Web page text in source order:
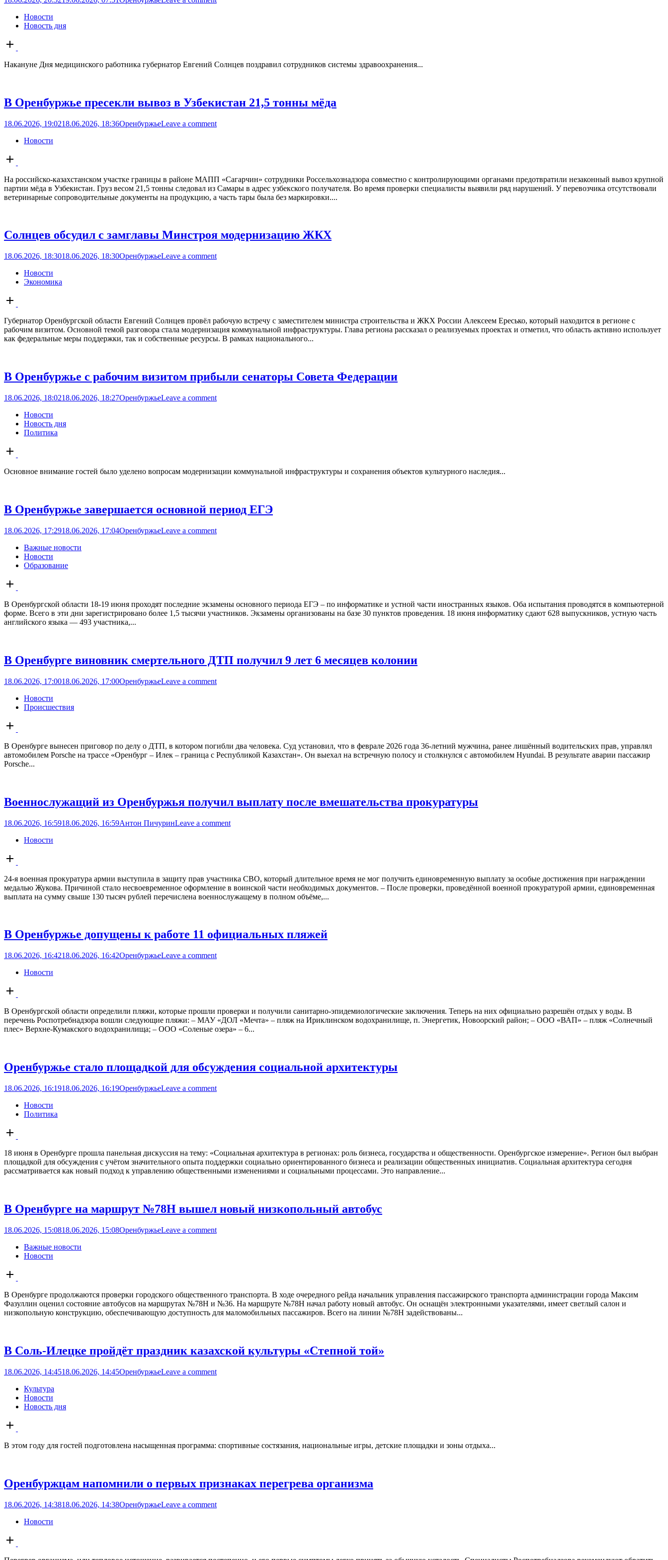
Новости
Новость дня
Open
post
Накануне Дня медицинского работника губернатор Евгений Солнцев поздравил сотрудников системы здравоохранения...
В Оренбуржье пресекли вывоз в Узбекистан 21,5 тонны мёда
18.06.2026, 19:0218.06.2026, 18:36ОренбуржьеLeave a comment
Новости
Open
post
На российско-казахстанском участке границы в районе МАПП «Сагарчин» сотрудники Россельхознадзора совместно с контролирующими органами предотвратили незаконный вывоз крупной
партии мёда в Узбекистан. Груз весом 21,5 тонны следовал из Самары в адрес узбекского получателя. Во время проверки специалисты выявили ряд нарушений. У перевозчика отсутствовали
ветеринарные сопроводительные документы на продукцию, а часть тары была без маркировки....
Солнцев обсудил с замглавы Минстроя модернизацию ЖКХ
18.06.2026, 18:3018.06.2026, 18:30ОренбуржьеLeave a comment
Новости
Экономика
Open
post
Губернатор Оренбургской области Евгений Солнцев провёл рабочую встречу с заместителем министра строительства и ЖКХ России Алексеем Ересько, который находится в регионе с
рабочим визитом. Основной темой разговора стала модернизация коммунальной инфраструктуры. Глава региона рассказал о реализуемых проектах и отметил, что область активно использует
как федеральные меры поддержки, так и собственные ресурсы. В рамках национального...
В Оренбуржье с рабочим визитом прибыли сенаторы Совета Федерации
18.06.2026, 18:0218.06.2026, 18:27ОренбуржьеLeave a comment
Новости
Новость дня
Политика
Open
post
Основное внимание гостей было уделено вопросам модернизации коммунальной инфраструктуры и сохранения объектов культурного наследия...
В Оренбуржье завершается основной период ЕГЭ
18.06.2026, 17:2918.06.2026, 17:04ОренбуржьеLeave a comment
Важные новости
Новости
Образование
Open
post
В Оренбургской области 18-19 июня проходят последние экзамены основного периода ЕГЭ – по информатике и устной части иностранных языков. Оба испытания проводятся в компьютерной
форме. Всего в эти дни зарегистрировано более 1,5 тысячи участников. Экзамены организованы на базе 30 пунктов проведения. 18 июня информатику сдают 628 выпускников, устную часть
английского языка — 493 участника,...
В Оренбурге виновник смертельного ДТП получил 9 лет 6 месяцев колонии
18.06.2026, 17:0018.06.2026, 17:00ОренбуржьеLeave a comment
Новости
Происшествия
Open
post
В Оренбурге вынесен приговор по делу о ДТП, в котором погибли два человека. Суд установил, что в феврале 2026 года 36-летний мужчина, ранее лишённый водительских прав, управлял
автомобилем Porsche на трассе «Оренбург – Илек – граница с Республикой Казахстан». Он выехал на встречную полосу и столкнулся с автомобилем Hyundai. В результате аварии пассажир
Porsche...
Военнослужащий из Оренбуржья получил выплату после вмешательства прокуратуры
18.06.2026, 16:5918.06.2026, 16:59Антон ПичуринLeave a comment
Новости
Open
post
24-я военная прокуратура армии выступила в защиту прав участника СВО, который длительное время не мог получить единовременную выплату за особые достижения при награждении
медалью Жукова. Причиной стало несвоевременное оформление в воинской части необходимых документов. – После проверки, проведённой военной прокуратурой армии, единовременная
выплата на сумму свыше 130 тысяч рублей перечислена военнослужащему в полном объёме,...
В Оренбуржье допущены к работе 11 официальных пляжей
18.06.2026, 16:4218.06.2026, 16:42ОренбуржьеLeave a comment
Новости
Open
post
В Оренбургской области определили пляжи, которые прошли проверки и получили санитарно-эпидемиологические заключения. Теперь на них официально разрешён отдых у воды. В
перечень Роспотребнадзора вошли следующие пляжи: – МАУ «ДОЛ «Мечта» – пляж на Ириклинском водохранилище, п. Энергетик, Новоорский район; – ООО «ВАП» – пляж «Солнечный
плес» Верхне-Кумакского водохранилища; – ООО «Соленые озера» – 6...
Оренбуржье стало площадкой для обсуждения социальной архитектуры
18.06.2026, 16:1918.06.2026, 16:19ОренбуржьеLeave a comment
Новости
Политика
Open
post
18 июня в Оренбурге прошла панельная дискуссия на тему: «Социальная архитектура в регионах: роль бизнеса, государства и общественности. Оренбургское измерение». Регион был выбран
площадкой для обсуждения с учётом значительного опыта поддержки социально ориентированного бизнеса и реализации общественных инициатив. Социальная архитектура сегодня
рассматривается как новый подход к управлению общественными изменениями и социальными процессами. Это направление...
В Оренбурге на маршрут №78Н вышел новый низкопольный автобус
18.06.2026, 15:0818.06.2026, 15:08ОренбуржьеLeave a comment
Важные новости
Новости
Open
post
В Оренбурге продолжаются проверки городского общественного транспорта. В ходе очередного рейда начальник управления пассажирского транспорта администрации города Максим
Фазуллин оценил состояние автобусов на маршрутах №78Н и №36. На маршруте №78Н начал работу новый автобус. Он оснащён электронными указателями, имеет светлый салон и
низкопольную конструкцию, обеспечивающую доступность для маломобильных пассажиров. Всего на линии №78Н задействованы...
В Соль-Илецке пройдёт праздник казахской культуры «Степной той»
18.06.2026, 14:4518.06.2026, 14:45ОренбуржьеLeave a comment
Культура
Новости
Новость дня
Open
post
В этом году для гостей подготовлена насыщенная программа: спортивные состязания, национальные игры, детские площадки и зоны отдыха...
Оренбуржцам напомнили о первых признаках перегрева организма
18.06.2026, 14:3818.06.2026, 14:38ОренбуржьеLeave a comment
Новости
Open
post